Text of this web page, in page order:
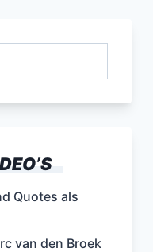
Quotes als
van den Broek